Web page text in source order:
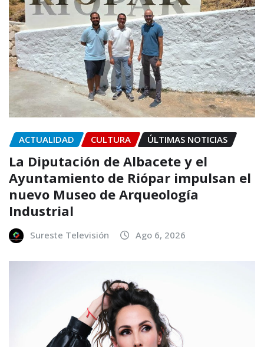
ACTUALIDAD CULTURA ÚLTIMAS NOTICIAS
La Diputación de Albacete y el
Ayuntamiento de Riópar impulsan el
nuevo Museo de Arqueología
Industrial
Sureste Televisión Ago 6, 2026